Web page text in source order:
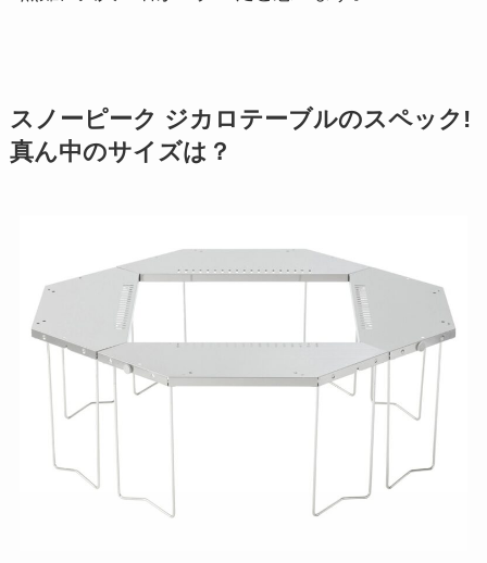
スノーピーク ジカロテーブルのスペック!
真ん中のサイズは？